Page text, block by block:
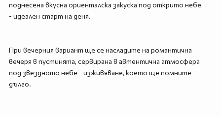
поднесена вкусна ориенталска закуска под открито небе
- идеален старт на деня.
При вечерния вариант ще се насладите на романтична
вечеря в пустинята, сервирана в автентична атмосфера
под звездното небе - изживяване, което ще помните
дълго.